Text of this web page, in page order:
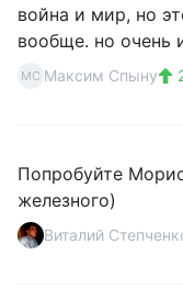
война и мир, но
вообще. но очень
МС Максим Спыну
Попробуйте
железного)
Виталий